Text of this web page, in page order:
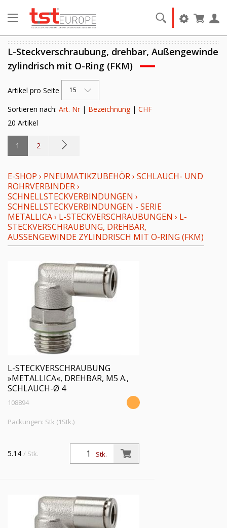
L-Steckverschraubung, drehbar, Außengewinde
zylindrisch mit O-Ring (FKM)
Artikel pro Seite 15
Sortieren nach: Art. Nr| Bezeichnung| CHF
20 Artikel
1 2
E-SHOP › PNEUMATIKZUBEHÖR› SCHLAUCH- UND
ROHRVERBINDER›
SCHNELLSTECKVERBINDUNGEN ›
SCHNELLSTECKVERBINDUNGEN - SERIE
METALLICA› L-STECKVERSCHRAUBUNGEN › L-
STECKVERSCHRAUBUNG, DREHBAR,
AUSSENGEWINDE ZYLINDRISCH MIT O-RING (FKM)
L-STECKVERSCHRAUBUNG
»METALLICA«, DREHBAR, M5 A.,
SCHLAUCH-Ø 4
108894
Packungen: Stk (1Stk.)
Stk.
5.14 / Stk.